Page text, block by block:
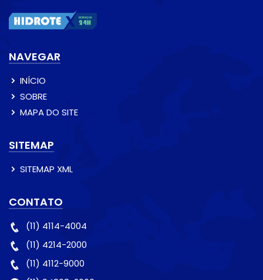
NAVEGAR
INÍCIO
SOBRE
MAPA DO SITE
SITEMAP
SITEMAP XML
CONTATO
(11) 4114-4004
(11) 4214-2000
(11) 4112-9000